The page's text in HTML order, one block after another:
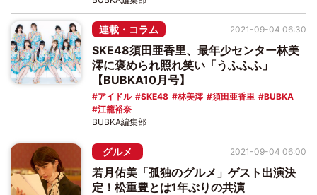
連載・コラム
SKE48須田亜香里、最年少センター林美
澪に褒められ照れ笑い「うふふふ」
【BUBKA10月号】
アイドル SKE48 林美澪 須田亜香里
BUBKA
江籠裕奈
2021-09-04 06:30
BUBKA編集部
グルメ
若月佑美「孤独のグルメ」ゲスト出演決
定！松重豊とは1年ぶりの共演
2021-09-04 06:00